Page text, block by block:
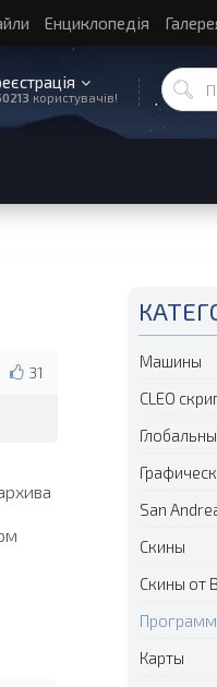
Енциклопедія
користувачів!
31
Машины
CLEO
San
Скины
Скины от
Карты